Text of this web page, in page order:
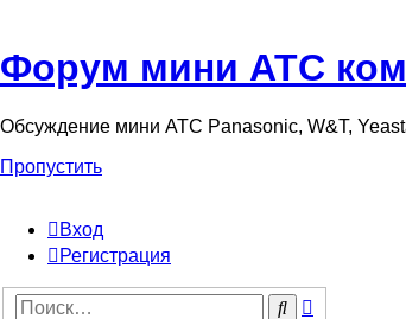
Форум мини АТС
Обсуждение мини АТС Panasonic, W&T,
Пропустить
Вход
Регистрация
Поиск